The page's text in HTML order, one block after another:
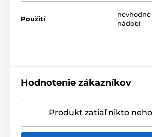
Použití
nádobí
Hodnotenie zákazníkov
Produkt zatiaľ nikto